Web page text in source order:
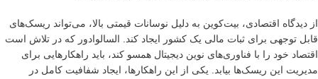
از دیدگاه اقتصادی، بیت‌کوین به دلیل نوسانات قیمتی بالا، می‌تواند ریسک‌های
قابل توجهی برای ثبات مالی یک کشور ایجاد کند. السالوادور که در تلاش است
اقتصاد خود را با فناوری‌های نوین دیجیتال همسو کند، باید راهکارهایی برای
مدیریت این ریسک‌ها بیابد. یکی از این راهکارها، ایجاد شفافیت کامل در